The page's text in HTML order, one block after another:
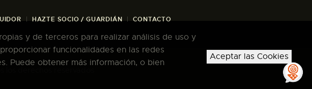
HAZTE SOCIO / GUARDIÁN CONTACTO
los derechos reservados
y de terceros para realizar análisis de uso y
funcionalidades en las redes
Puede obtener más información, o bien
Aceptar las Cookies